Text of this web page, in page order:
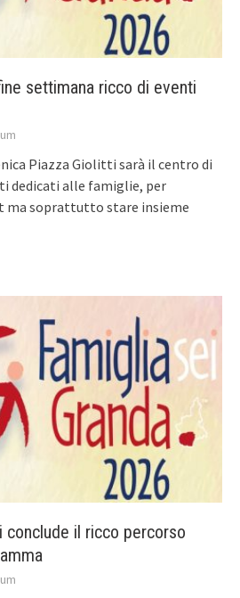
settimana ricco di eventi
Piazza Giolitti sarà il centro di
dedicati alle famiglie, per
ma soprattutto stare insieme
conclude il ricco percorso